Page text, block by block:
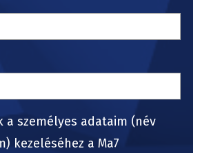
a személyes adataim (név
kezeléséhez a Ma7